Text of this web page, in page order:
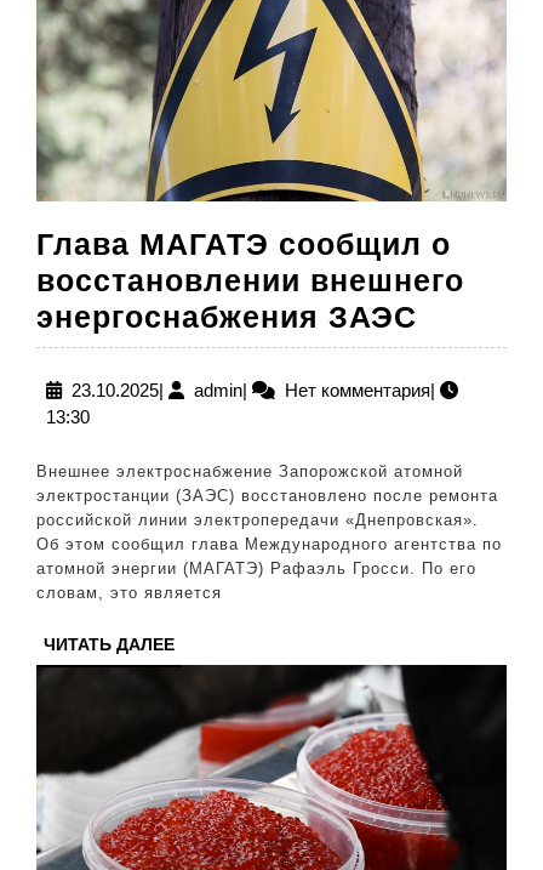
Глава МАГАТЭ сообщил о
восстановлении внешнего
энергоснабжения ЗАЭС
ЗАЭС
23.10.202523.10.2025
| adminadmin
| Нет комментария|
13:30
Внешнее электроснабжение Запорожской атомной
электростанции (ЗАЭС) восстановлено после ремонта
российской линии электропередачи «Днепровская».
Об этом сообщил глава Международного агентства по
атомной энергии (МАГАТЭ) Рафаэль Гросси. По его
словам, это является
ЧИТАТЬ ДАЛЕЕЧИТАТЬ
ДАЛЕЕ